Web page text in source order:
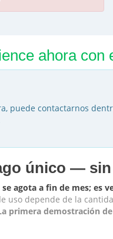
ahora con
puede contactarnos
único —
agota a fin de mes; es
uso depende de la
primera demostración